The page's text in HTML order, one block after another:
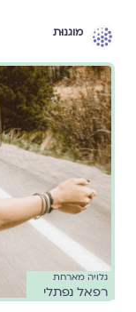
מוגנוּת
גלויה מארחת
רפאל נפתלי